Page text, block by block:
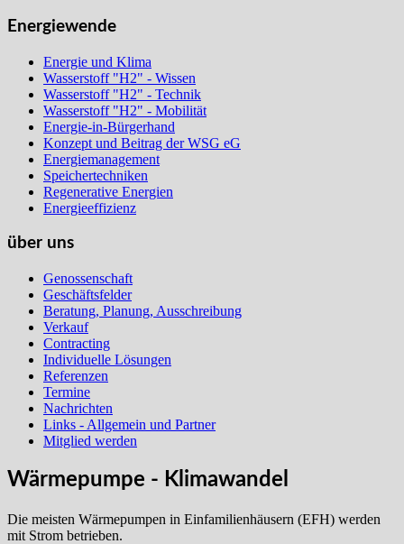
Energiewende
Energie und Klima
Wasserstoff "H2" - Wissen
Wasserstoff "H2" - Technik
Wasserstoff "H2" - Mobilität
Energie-in-Bürgerhand
Konzept und Beitrag der WSG eG
Energiemanagement
Speichertechniken
Regenerative Energien
Energieeffizienz
über uns
Genossenschaft
Geschäftsfelder
Beratung, Planung, Ausschreibung
Verkauf
Contracting
Individuelle Lösungen
Referenzen
Termine
Nachrichten
Links - Allgemein und Partner
Mitglied werden
Wärmepumpe - Klimawandel
Die meisten Wärmepumpen in Einfamilienhäusern (EFH) werden
mit Strom betrieben.